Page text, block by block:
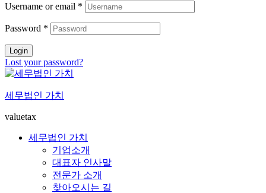
Username or email *
Password *
Login
Lost your password?
세무법인 가치
valuetax
세무법인 가치
기업소개
대표자 인사말
전문가 소개
찾아오시는 길